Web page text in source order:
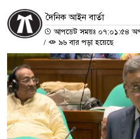
দৈনিক আইন বার্তা
আপডেট সময়ঃ ০৭:০১:৫৪
/
৯৬ বার পড়া হয়েছে